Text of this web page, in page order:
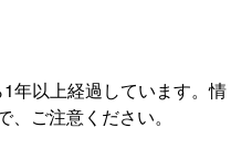
年以上経過しています。情
ご注意ください。